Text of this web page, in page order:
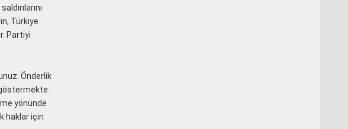
Türkiye
Partiyi
Önderlik
yönünde
haklar için